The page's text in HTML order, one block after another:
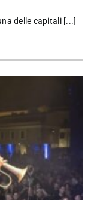
delle capitali [...]